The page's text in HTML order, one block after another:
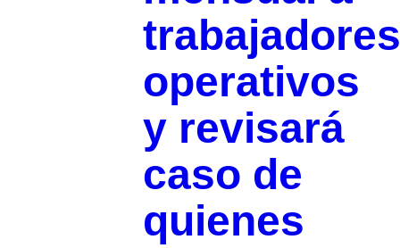
trabajadores
operativos
y revisará
caso de
quienes